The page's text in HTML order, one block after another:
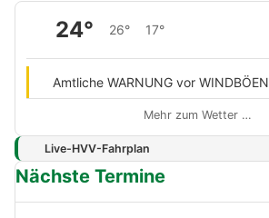
24° 26° 17°
Amtliche WARNUNG vor WINDBÖEN
Mehr zum Wetter …
Live-HVV-Fahrplan
Nächste Termine